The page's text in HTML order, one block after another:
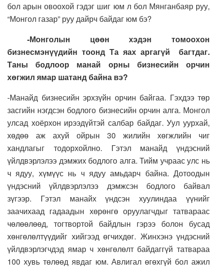
бол арын овоохой гэдэг шиг юм л бол Мянганбаяр руу,
“Монгол газар” руу дайрч байдаг юм бэ?
-Монголын цөөн хэдэн томоохон
бизнесмэнүүдийн тоонд Та яах аргагүй багтдаг.
Таны бодлоор манай орны бизнесийн орчин
хөгжил ямар шатанд байна вэ?
-Манайд бизнесийн эрхзүйн орчин байгаа. Гэхдээ төр
засгийн нэгдсэн бодлого бизнесийн орчин алга. Монгол
улсад хоёрхон ирээдүйтэй салбар байдаг. Уул уурхай,
хөдөө аж ахуй ойрын 30 жилийн хөгжлийн чиг
хандлагыг тодорхойлно. Гэтэл манайд үндэсний
үйлдвэрлэлээ дэмжих бодлого алга. Тийм учраас улс нь
ч ядуу, хүмүүс нь ч ядуу амьдарч байна. Дотоодын
үндэсний үйлдвэрлэлээ дэмжсэн бодлого байвал
зүгээр. Гэтэл манайх үндсэн хуулиндаа үүнийг
заачихаад гадаадын хөрөнгө оруулагчдыг татвараас
чөлөөлөөд, тогтвортой байдлын гэрээ болон бусад
хөнгөлөлтүүдийг хийгээд өгчихдөг. Жинхэнэ үндэсний
үйлдвэрлэгчдэд ямар ч хөнгөлөлт байдаггүй татвараа
100 хувь төлөөд явдаг юм. Авлигал өгөхгүй бол ажил